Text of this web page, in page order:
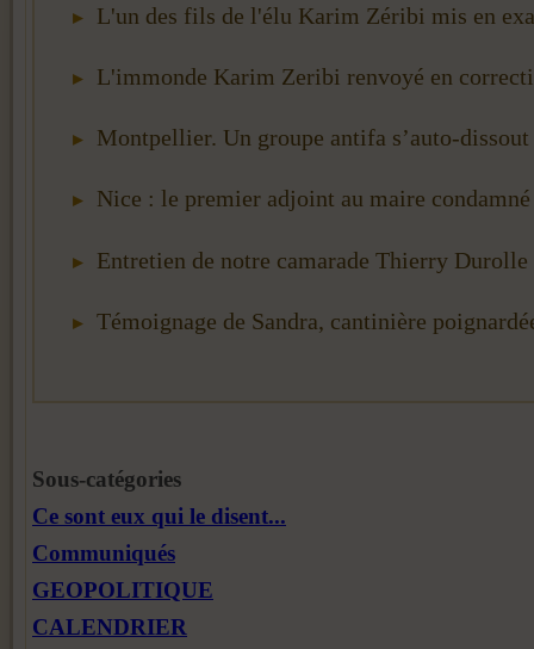
L'un des fils de l'élu Karim Zéribi mis en
L'immonde Karim Zeribi renvoyé en
Montpellier. Un groupe antifa s’auto-
Nice : le premier adjoint au maire
Entretien de notre camarade Thierry
Témoignage de Sandra, cantinière
Sous-catégories
Ce sont eux qui le disent...
Communiqués
GEOPOLITIQUE
CALENDRIER